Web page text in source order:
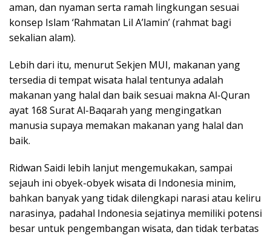
aman, dan nyaman serta ramah lingkungan sesuai
konsep Islam ‘Rahmatan Lil A’lamin’ (rahmat bagi
sekalian alam).
Lebih dari itu, menurut Sekjen MUI, makanan yang
tersedia di tempat wisata halal tentunya adalah
makanan yang halal dan baik sesuai makna Al-Quran
ayat 168 Surat Al-Baqarah yang mengingatkan
manusia supaya memakan makanan yang halal dan
baik.
Ridwan Saidi lebih lanjut mengemukakan, sampai
sejauh ini obyek-obyek wisata di Indonesia minim,
bahkan banyak yang tidak dilengkapi narasi atau keliru
narasinya, padahal Indonesia sejatinya memiliki potensi
besar untuk pengembangan wisata, dan tidak terbatas